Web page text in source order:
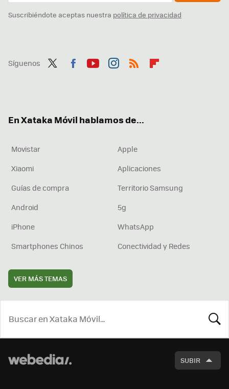
Suscribiéndote aceptas nuestra política de privacidad
Síguenos
En Xataka Móvil hablamos de...
Movistar
Apple
Xiaomi
Aplicaciones
Guías de compra
Territorio Samsung
Android
5g
iPhone
WhatsApp
Smartphones Chinos
Conectividad y Redes
VER MÁS TEMAS
SUBIR